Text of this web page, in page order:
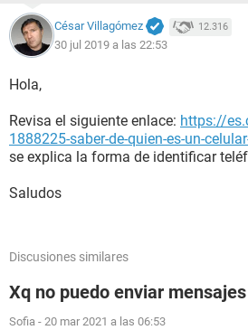
César Villagómez 12.316
30 jul 2019 a las 22:53
Hola,
Revisa el siguiente enlace: https://
1888225-saber-de-quien-es-un-
se explica la forma de identificar
Saludos
Discusiones similares
Xq no puedo enviar
Sofia - 20 mar 2021 a las 06:53